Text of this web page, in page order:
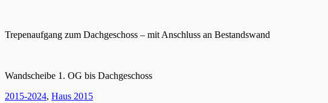
Trepenaufgang zum Dachgeschoss – mit Anschluss an Bestandswand
Wandscheibe 1. OG bis Dachgeschoss
Kategorien
2015-2024, Haus 2015